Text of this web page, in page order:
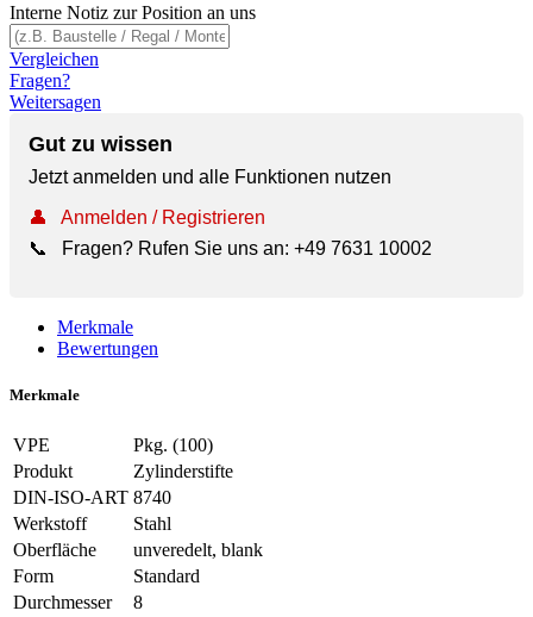
Interne Notiz zur Position an uns
Vergleichen
Fragen?
Weitersagen
Gut zu wissen
Jetzt anmelden und alle Funktionen nutzen
👤
Anmelden / Registrieren
📞
Fragen? Rufen Sie uns an: +49 7631 10002
Merkmale
Bewertungen
Merkmale
VPE
Pkg. (100)
Produkt
Zylinderstifte
DIN-ISO-ART 8740
Werkstoff
Stahl
Oberfläche
unveredelt, blank
Form
Standard
Durchmesser
8